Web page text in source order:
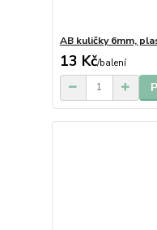
AB kuličky 6mm,
13 Kč/balení